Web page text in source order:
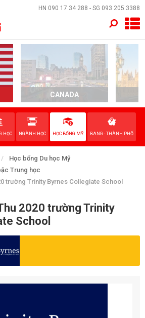
HN 090 17 34 288 - SG 093 205 3388
CANADA
HỌC NGÀNH HỌC HỌC BỔNG MỸ BANG - THÀNH PHỐ
Học bổng Du học Mỹ
Trung học
trường Trinity Byrnes Collegiate School
2020 trường Trinity
School
×